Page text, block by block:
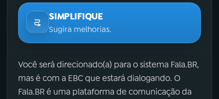
SIMPLIFIQUE
Sugira melhorias.
Você será direcionado(a) para o sistema Fala.BR,
mas é com a EBC que estará dialogando. O
Fala.BR é uma plataforma de comunicação da